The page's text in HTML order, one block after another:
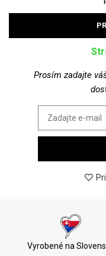
Prosím zadajte
Vyrobené na